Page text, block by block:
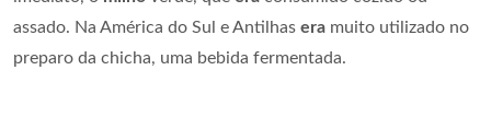
assado. Na América do Sul e Antilhas era muito utilizado no
preparo da chicha, uma bebida fermentada.